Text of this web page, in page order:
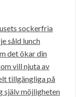
sockerfria
såld lunch
det ökar din
vill njuta av
tillgängliga på
själv möjligheten